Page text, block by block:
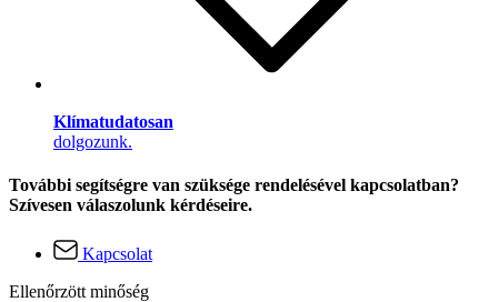
Klímatudatosan
dolgozunk.
További segítségre van szüksége rendelésével kapcsolatban?
Szívesen válaszolunk kérdéseire.
Kapcsolat
Ellenőrzött minőség